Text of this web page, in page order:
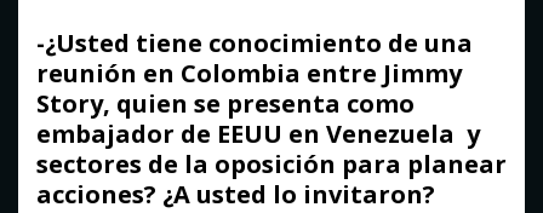
-¿Usted tiene conocimiento de una
reunión en Colombia entre Jimmy
Story, quien se presenta como
embajador de EEUU en Venezuela y
sectores de la oposición para planear
acciones? ¿A usted lo invitaron?